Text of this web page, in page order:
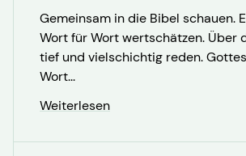
Gemeinsam in die Bibel schauen.
Wort für Wort wertschätzen. Über
tief und vielschichtig reden.
Wort...
Weiterlesen